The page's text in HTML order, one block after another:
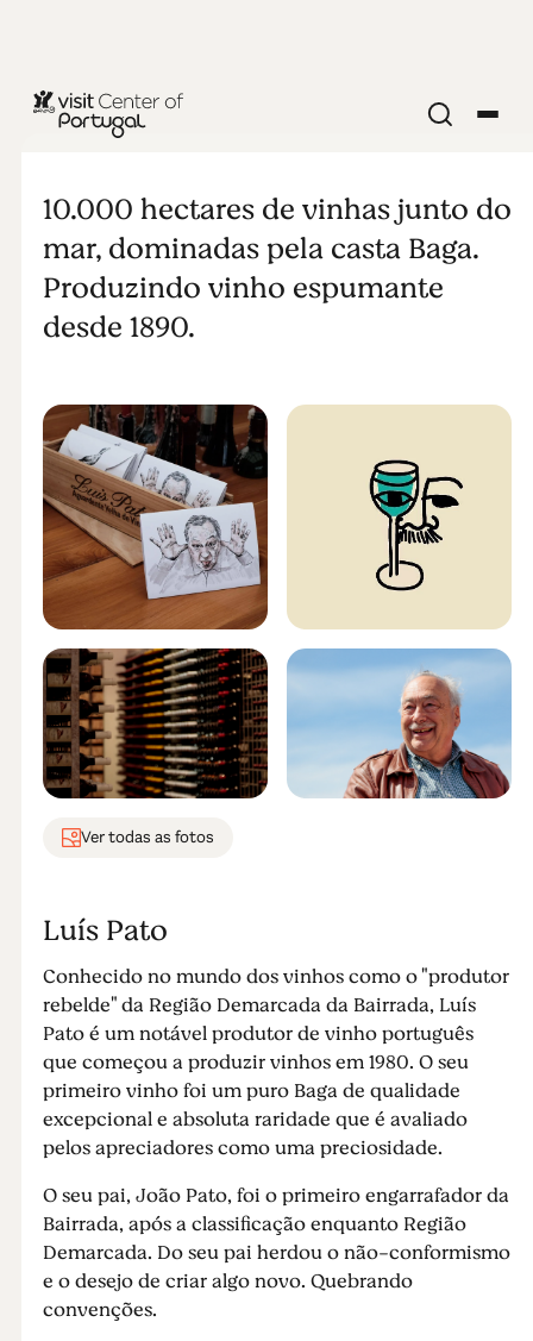
COMER E BEBER
Vinhos da
Bairrada
10.000 hectares de vinhas junto do
mar, dominadas pela casta Baga.
Produzindo vinho espumante
desde 1890.
Ver todas as fotos
Luís Pato
Conhecido no mundo dos vinhos como o "produtor
rebelde" da Região Demarcada da Bairrada, Luís
Pato é um notável produtor de vinho português
que começou a produzir vinhos em 1980. O seu
primeiro vinho foi um puro Baga de qualidade
excepcional e absoluta raridade que é avaliado
pelos apreciadores como uma preciosidade.
O seu pai, João Pato, foi o primeiro engarrafador da
Bairrada, após a classificação enquanto Região
Demarcada. Do seu pai herdou o não-conformismo
e o desejo de criar algo novo. Quebrando
convenções.